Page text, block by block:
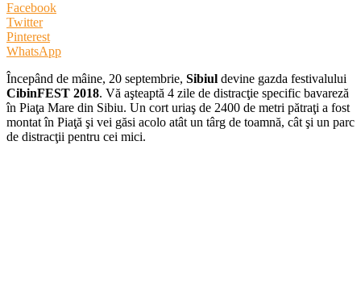
Facebook
Twitter
Pinterest
WhatsApp
Începând de mâine, 20 septembrie, Sibiul devine gazda festivalului
CibinFEST 2018. Vă aşteaptă 4 zile de distracţie specific bavareză
în Piaţa Mare din Sibiu. Un cort uriaş de 2400 de metri pătraţi a fost
montat în Piaţă şi vei găsi acolo atât un târg de toamnă, cât şi un parc
de distracţii pentru cei mici.